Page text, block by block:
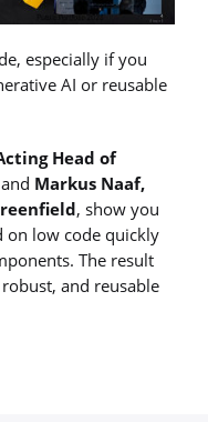
especially if you
AI or reusable
Head of
and Markus Naaf,
, show you
on low code quickly
The result
and reusable